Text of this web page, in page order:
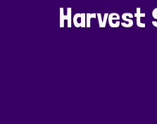
Harvest